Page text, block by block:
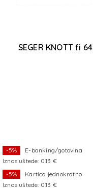
SEGER KNOTT fi 64
-5%
E-banking/gotovina
Iznos uštede: 0.13 €
-5%
Kartica jednokratno
Iznos uštede: 0.13 €